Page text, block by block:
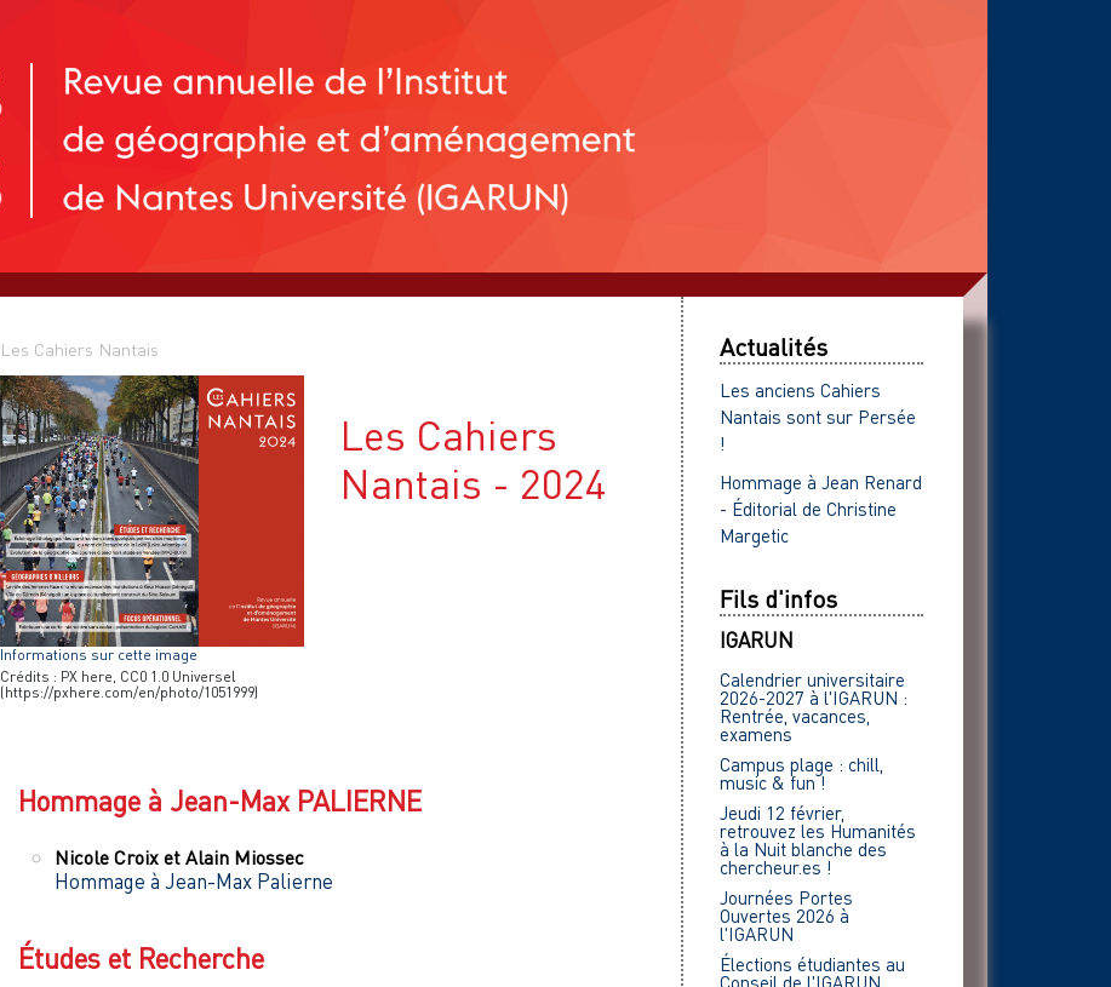
Les Cahiers Nantais
Informations sur cette image
Crédits : PX here, CC0 1.0 Universel
(https://pxhere.com/en/photo/1051999)
Les Cahiers
Nantais - 2024
Hommage à Jean-Max PALIERNE
Nicole Croix et Alain Miossec
Hommage à Jean-Max Palierne
Études et Recherche
Actualités
Les anciens Cahiers
Nantais sont sur Persée
!
Hommage à Jean Renard
- Éditorial de Christine
Margetic
Fils d'infos
IGARUN
Calendrier universitaire
2026-2027 à l'IGARUN :
Rentrée, vacances,
examens
Campus plage : chill,
music & fun !
Jeudi 12 février,
retrouvez les Humanités
à la Nuit blanche des
chercheur.es !
Journées Portes
Ouvertes 2026 à
l'IGARUN
Élections étudiantes au
Conseil de l'IGARUN